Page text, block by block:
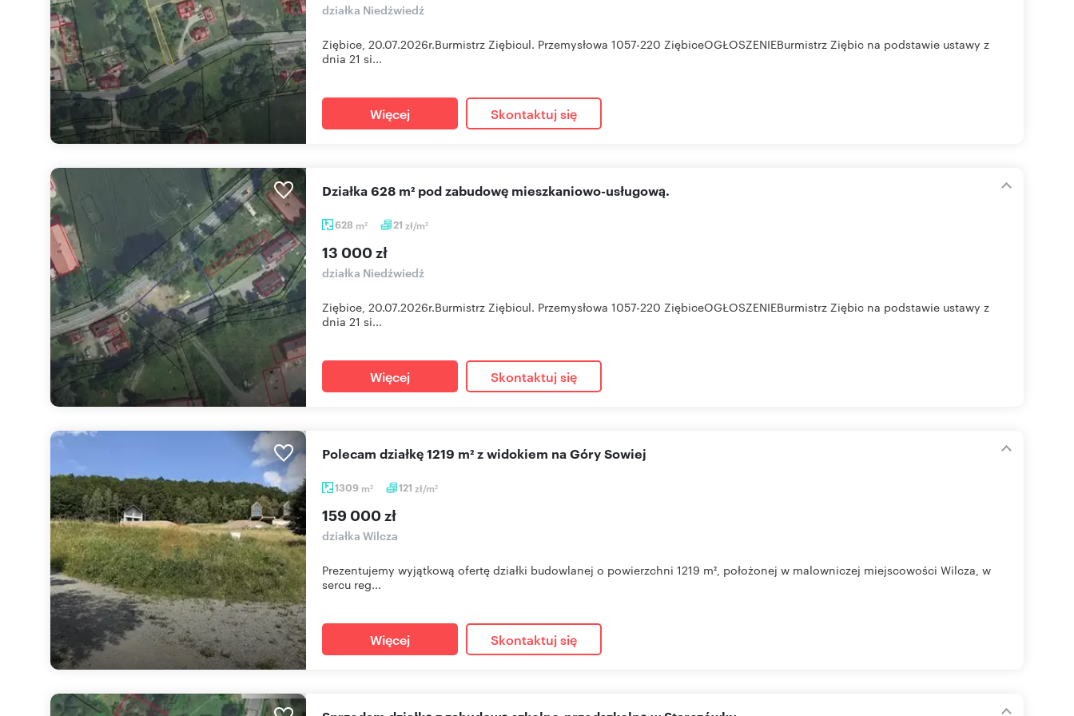
działka Niedźwiedź
Ziębice, 20.07.2026r.Burmistrz Ziębicul. Przemysłowa 1057-220 ZiębiceOGŁOSZENIEBurmistrz Ziębic na podstawie ustawy z
dnia 21 si...
Więcej Skontaktuj się
628 m2 21 zł/m2
Działka 628 m² pod zabudowę mieszkaniowo-usługową.
13 000 zł
działka Niedźwiedź
Ziębice, 20.07.2026r.Burmistrz Ziębicul. Przemysłowa 1057-220 ZiębiceOGŁOSZENIEBurmistrz Ziębic na podstawie ustawy z
dnia 21 si...
Więcej Skontaktuj się
1309 m2 121 zł/m2
Polecam działkę 1219 m² z widokiem na Góry Sowiej
159 000 zł
działka Wilcza
Prezentujemy wyjątkową ofertę działki budowlanej o powierzchni 1219 m², położonej w malowniczej miejscowości Wilcza, w
sercu reg...
Więcej Skontaktuj się